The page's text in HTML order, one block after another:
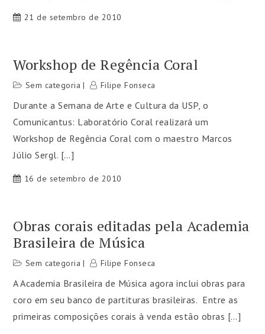
21 de setembro de 2010
Workshop de Regência Coral
Sem categoria Filipe Fonseca
Durante a Semana de Arte e Cultura da USP, o
Comunicantus: Laboratório Coral realizará um
Workshop de Regência Coral com o maestro Marcos
Júlio Sergl. […]
16 de setembro de 2010
Obras corais editadas pela Academia
Brasileira de Música
Sem categoria Filipe Fonseca
A Academia Brasileira de Música agora inclui obras para
coro em seu banco de partituras brasileiras. Entre as
primeiras composições corais à venda estão obras […]